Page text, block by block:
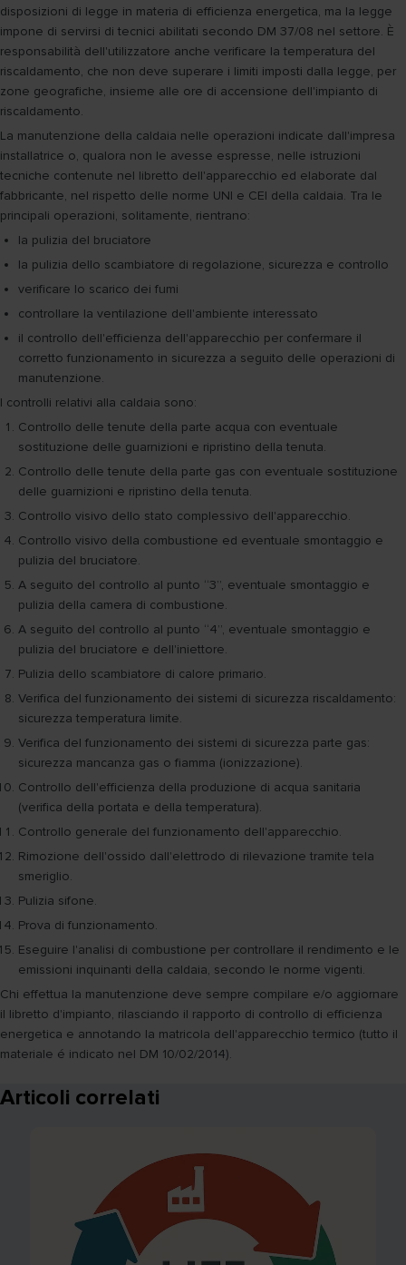
disposizioni di legge in materia di efficienza energetica, ma la legge
impone di servirsi di tecnici abilitati secondo DM 37/08 nel settore. È
responsabilità dell'utilizzatore anche verificare la temperatura del
riscaldamento, che non deve superare i limiti imposti dalla legge, per
zone geografiche, insieme alle ore di accensione dell'impianto di
riscaldamento.
La manutenzione della caldaia nelle operazioni indicate dall'impresa
installatrice o, qualora non le avesse espresse, nelle istruzioni
tecniche contenute nel libretto dell'apparecchio ed elaborate dal
fabbricante, nel rispetto delle norme UNI e CEI della caldaia. Tra le
principali operazioni, solitamente, rientrano:
la pulizia del bruciatore
la pulizia dello scambiatore di regolazione, sicurezza e controllo
verificare lo scarico dei fumi
controllare la ventilazione dell'ambiente interessato
il controllo dell'efficienza dell'apparecchio per confermare il
corretto funzionamento in sicurezza a seguito delle operazioni di
manutenzione.
I controlli relativi alla caldaia sono:
Controllo delle tenute della parte acqua con eventuale
sostituzione delle guarnizioni e ripristino della tenuta.
Controllo delle tenute della parte gas con eventuale sostituzione
delle guarnizioni e ripristino della tenuta.
Controllo visivo dello stato complessivo dell'apparecchio.
Controllo visivo della combustione ed eventuale smontaggio e
pulizia del bruciatore.
A seguito del controllo al punto “3”, eventuale smontaggio e
pulizia della camera di combustione.
A seguito del controllo al punto “4”, eventuale smontaggio e
pulizia del bruciatore e dell'iniettore.
Pulizia dello scambiatore di calore primario.
Verifica del funzionamento dei sistemi di sicurezza riscaldamento:
sicurezza temperatura limite.
Verifica del funzionamento dei sistemi di sicurezza parte gas:
sicurezza mancanza gas o fiamma (ionizzazione).
Controllo dell'efficienza della produzione di acqua sanitaria
(verifica della portata e della temperatura).
Controllo generale del funzionamento dell'apparecchio.
Rimozione dell'ossido dall'elettrodo di rilevazione tramite tela
smeriglio.
Pulizia sifone.
Prova di funzionamento.
Eseguire l'analisi di combustione per controllare il rendimento e le
emissioni inquinanti della caldaia, secondo le norme vigenti.
Chi effettua la manutenzione deve sempre compilare e/o aggiornare
il libretto d'impianto, rilasciando il rapporto di controllo di efficienza
energetica e annotando la matricola dell'apparecchio termico (tutto il
materiale é indicato nel DM 10/02/2014).
Articoli correlati